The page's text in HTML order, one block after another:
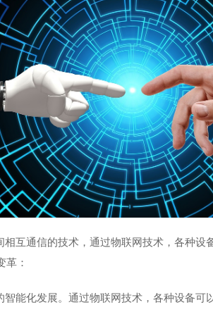
互通信的技术，通过物联网技术，各种设
革：
能化发展。通过物联网技术，各种设备可